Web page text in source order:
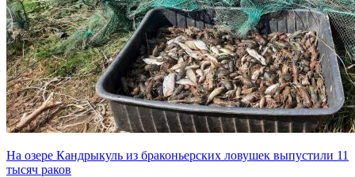
На озере Кандрыкуль из браконьерских ловушек выпустили 11
тысяч раков